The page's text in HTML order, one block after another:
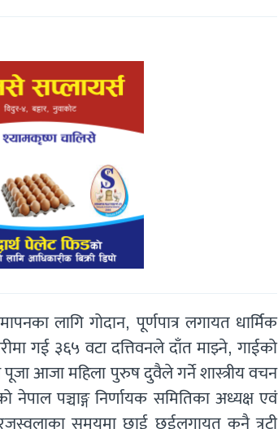
लागि गोदान, पूर्णपात्र लगायत धार्मिक
गई ३६५ वटा दत्तिवनले दाँत माझ्ने, गाईको
पूजा आजा महिला पुरुष दुवैले गर्ने शास्त्रीय वचन
नेपाल पञ्चाङ्ग निर्णायक समितिका अध्यक्ष एवं